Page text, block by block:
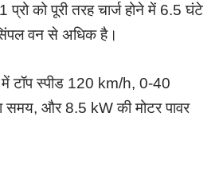
को पूरी तरह चार्ज होने में 6.5 घंटे
वन से अधिक है।
टॉप स्पीड 120 km/h, 0-40
और 8.5 kW की मोटर पावर